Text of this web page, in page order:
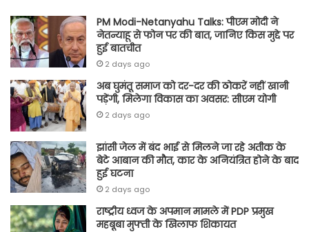
PM Modi-Netanyahu Talks: पीएम मोदी ने
नेतन्याहू से फोन पर की बात, जानिए किस मुद्दे पर
हुई बातचीत
2 days ago
अब घुमंतू समाज को दर-दर की ठोकरें नहीं खानी
पड़ेंगी, मिलेगा विकास का अवसर: सीएम योगी
2 days ago
झांसी जेल में बंद भाई से मिलने जा रहे अतीक के
बेटे आबान की मौत, कार के अनियंत्रित होने के बाद
हुई घटना
2 days ago
राष्ट्रीय ध्वज के अपमान मामले में PDP प्रमुख
महबूबा मुफ्ती के खिलाफ शिकायत